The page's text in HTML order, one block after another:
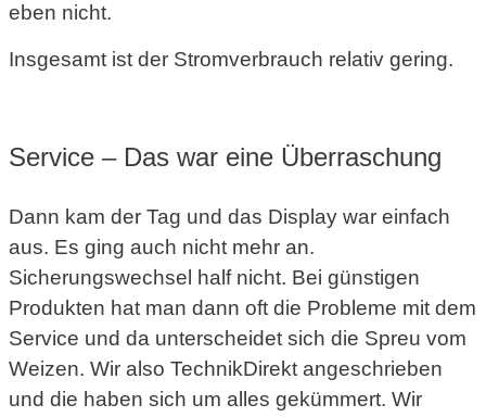
eben nicht.
Insgesamt ist der Stromverbrauch relativ gering.
Service – Das war eine Überraschung
Dann kam der Tag und das Display war einfach
aus. Es ging auch nicht mehr an.
Sicherungswechsel half nicht. Bei günstigen
Produkten hat man dann oft die Probleme mit dem
Service und da unterscheidet sich die Spreu vom
Weizen. Wir also TechnikDirekt angeschrieben
und die haben sich um alles gekümmert. Wir